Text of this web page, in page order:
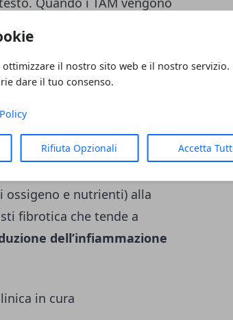
il nostro sito web e il nostro servizio.
dare il tuo consenso.
Rifiuta Opzionali Accetta
completa del midollo
rigenerativa si
,riduzione della
ericrescita degli
“ostile” che segue una
più fronti, dalla
e nutrienti) alla
fibrotica che tende a
dell’infiammazione
in cura